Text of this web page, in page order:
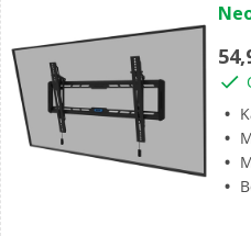
van
5